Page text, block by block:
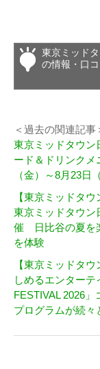
東京ミッド
の情報・口
＜過去の関連記事
東京ミッドタウン
ード＆ドリンク
（金）～8月23日
【東京ミッドタ
東京ミッドタウン
催 日比谷の夏を
を体験
【東京ミッドタ
しめるエンターテ
FESTIVAL 2026
プログラムが続々